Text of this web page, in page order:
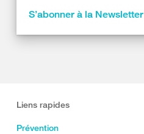
S’abonner à la Newsletter
Liens rapides
Prévention